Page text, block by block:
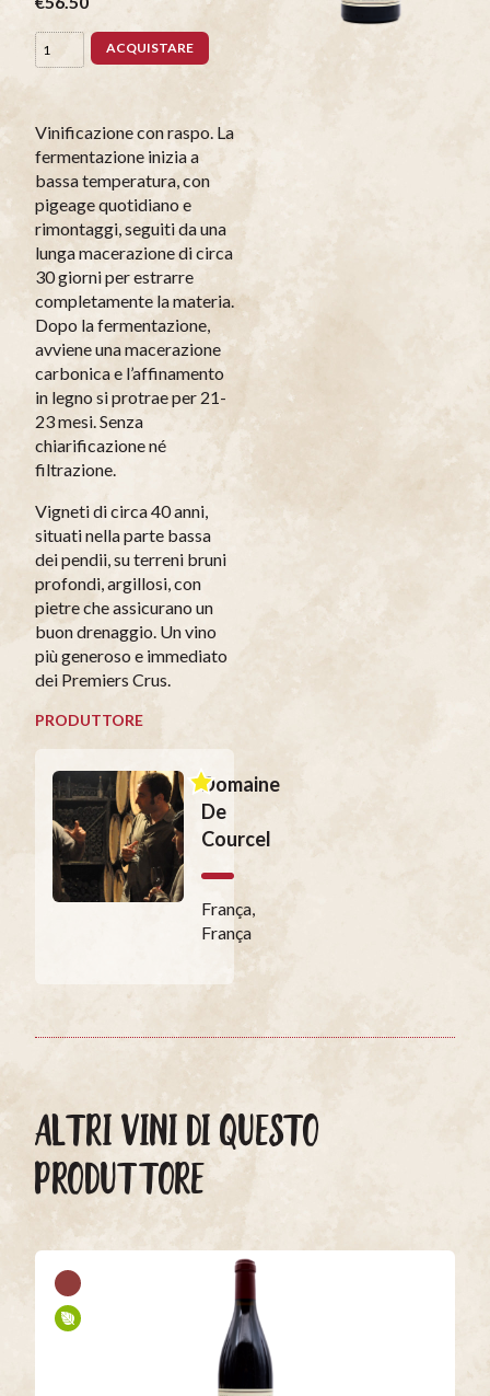
ACQUISTARE
Vinificazione con raspo. La
fermentazione inizia a
bassa temperatura, con
pigeage quotidiano e
rimontaggi, seguiti da una
lunga macerazione di circa
30 giorni per estrarre
completamente la materia.
Dopo la fermentazione,
avviene una macerazione
carbonica e l’affinamento
in legno si protrae per 21-
23 mesi. Senza
chiarificazione né
filtrazione.
Vigneti di circa 40 anni,
situati nella parte bassa
dei pendii, su terreni bruni
profondi, argillosi, con
pietre che assicurano un
buon drenaggio. Un vino
più generoso e immediato
dei Premiers Crus.
PRODUTTORE
Domaine
De
Courcel
França,
França
ALTRI VINI DI QUESTO
PRODUTTORE